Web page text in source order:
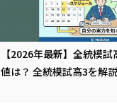
【2026年最新】全統模
値は？ 全統模試高3を解